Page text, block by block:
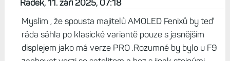
Sedan, 10. září 2025, 15:20
Za dvacet tisíc super hodinky. Teď ještě počkat, až za rok
zlevní F8 Pro a bude spokojenost. Ale stejně by se mi